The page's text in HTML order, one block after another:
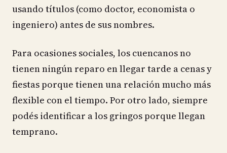
usando títulos (como doctor, economista o
ingeniero) antes de sus nombres.
Para ocasiones sociales, los cuencanos no
tienen ningún reparo en llegar tarde a cenas y
fiestas porque tienen una relación mucho más
flexible con el tiempo. Por otro lado, siempre
podés identificar a los gringos porque llegan
temprano.